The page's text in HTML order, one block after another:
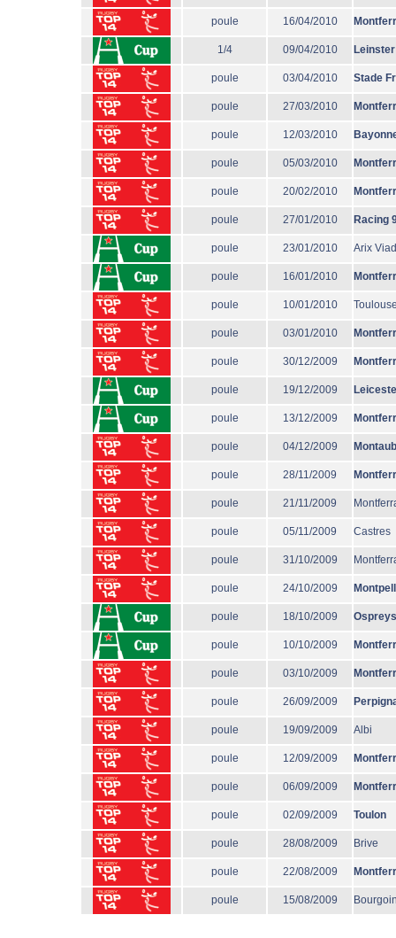
poule 16/04/2010
1/4 09/04/2010 Leinster
poule 03/04/2010 Stade
poule 27/03/2010
poule 12/03/2010
poule 05/03/2010
poule 20/02/2010
poule 27/01/2010 Racing
poule 23/01/2010 Arix
poule 16/01/2010
poule 10/01/2010
poule 03/01/2010
poule 30/12/2009
poule 19/12/2009
poule 13/12/2009
poule 04/12/2009
poule 28/11/2009
poule 21/11/2009
poule 05/11/2009 Castres
poule 31/10/2009
poule 24/10/2009
poule 18/10/2009 Ospreys
poule 10/10/2009
poule 03/10/2009
poule 26/09/2009
poule 19/09/2009 Albi
poule 12/09/2009
poule 06/09/2009
poule 02/09/2009 Toulon
poule 28/08/2009 Brive
poule 22/08/2009
poule 15/08/2009